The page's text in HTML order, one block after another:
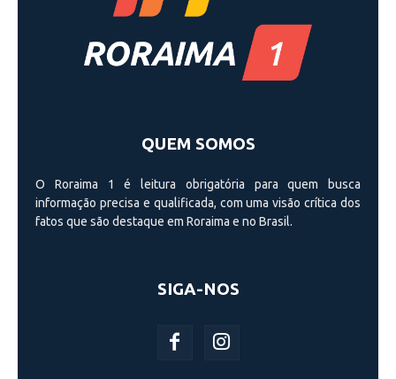
QUEM SOMOS
O Roraima 1 é leitura obrigatória para quem busca
informação precisa e qualificada, com uma visão crí­tica dos
fatos que são destaque em Roraima e no Brasil.
SIGA-NOS